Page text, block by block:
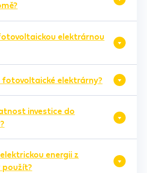
elektrárnou
fotovoltaické elektrárny?
investice do
energii z